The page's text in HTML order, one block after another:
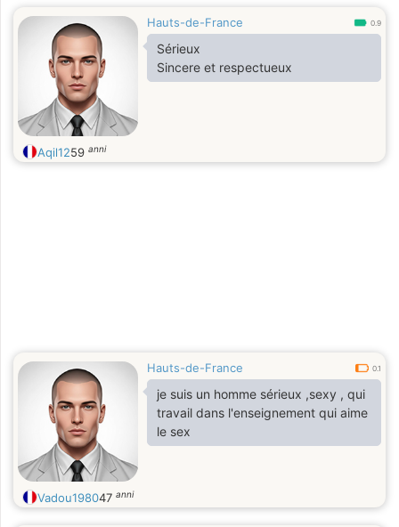
Hauts-de-France 0.9
Sérieux
Sincere et respectueux
Aqil1259 anni
Hauts-de-France 0.1
je suis un homme sérieux ,sexy , qui
travail dans l'enseignement qui aime
le sex
Vadou198047 anni